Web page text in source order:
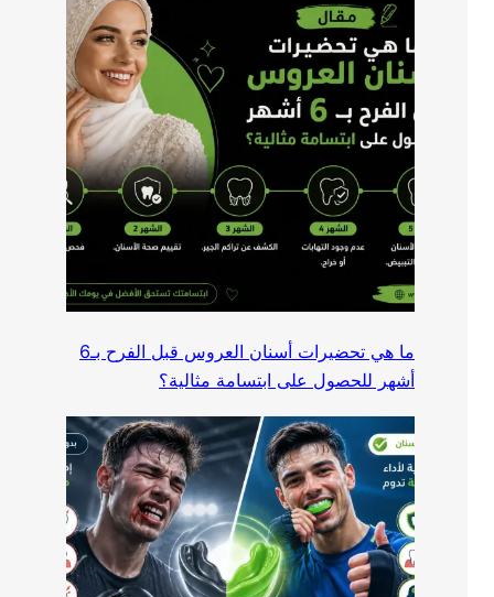
ما هي تحضيرات أسنان العروس قبل الفرح بـ6
أشهر للحصول على ابتسامة مثالية؟